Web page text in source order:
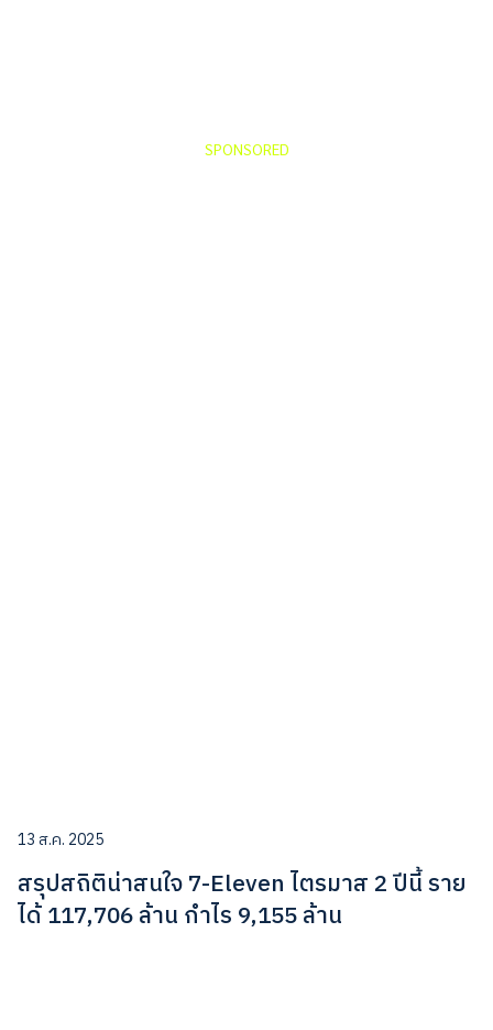
SPONSORED
13 ส.ค. 2025
สรุปสถิติน่าสนใจ 7-Eleven ไตรมาส 2 ปีนี้ ราย
ได้ 117,706 ล้าน กำไร 9,155 ล้าน